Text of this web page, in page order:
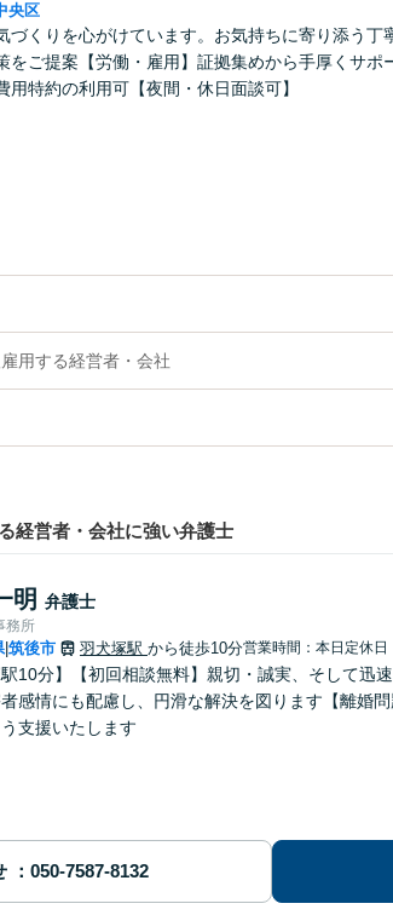
央区
づくりを心がけています。お気持ちに寄り添う
をご提案【労働・雇用】証拠集めから手厚くサ
用特約の利用可【夜間・休日面談可】
用する経営者・会社
経営者・会社に強い弁護士
明 弁護士
務所
|筑後市 羽犬塚駅 から徒歩10分営業時間：本日定休日
駅10分】【初回相談無料】親切・誠実、そして
感情にも配慮し、円滑な解決を図ります【離婚
支援いたします